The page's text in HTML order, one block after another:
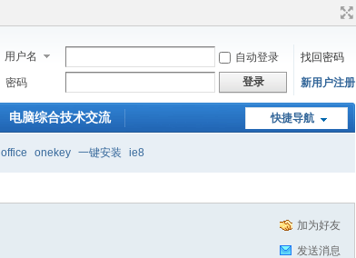
用户名 自动登录
找回密码
密码
登录 新用户注册
快捷导航
电脑综合技术交流
office onekey 一键安装 ie8
加为好友
发送消息